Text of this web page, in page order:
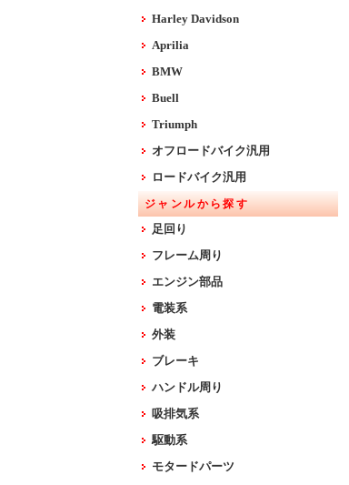
Harley Davidson
Aprilia
BMW
Buell
Triumph
オフロードバイク汎用
ロードバイク汎用
ジャンルから探す
足回り
フレーム周り
エンジン部品
電装系
外装
ブレーキ
ハンドル周り
吸排気系
駆動系
モタードパーツ